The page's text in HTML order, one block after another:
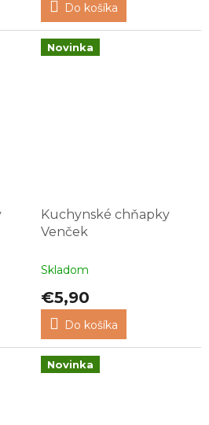
Do košíka
Novinka
Kuchynské chňapky
Venček
Skladom
€5,90
Do košíka
Novinka